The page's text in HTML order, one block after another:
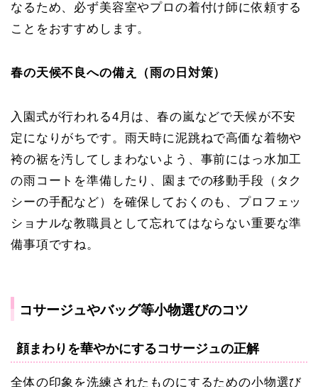
なるため、必ず美容室やプロの着付け師に依頼する
ことをおすすめします。
春の天候不良への備え（雨の日対策）
入園式が行われる4月は、春の嵐などで天候が不安
定になりがちです。雨天時に泥跳ねで高価な着物や
袴の裾を汚してしまわないよう、事前にはっ水加工
の雨コートを準備したり、園までの移動手段（タク
シーの手配など）を確保しておくのも、プロフェッ
ショナルな教職員として忘れてはならない重要な準
備事項ですね。
コサージュやバッグ等小物選びのコツ
顔まわりを華やかにするコサージュの正解
全体の印象を洗練されたものにするための小物選び